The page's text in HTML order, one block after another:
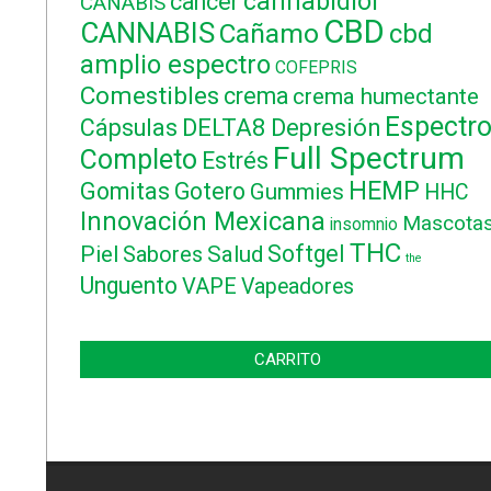
CANNABISCañamo CBD cbd
amplio espectro COFEPRIS
Comestibles crema crema humectante
Cápsulas DELTA8 Depresión Espectro
Completo Estrés Full Spectrum
Gomitas Gotero Gummies HEMP HHC
Innovación Mexicana insomnio
Piel Sabores Salud Softgel THC the
Unguento VAPE Vapeadores
CARRITO